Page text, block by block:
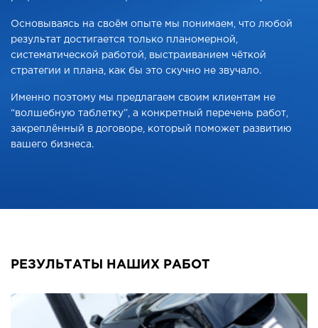
Основываясь на своём опыте мы понимаем, что любой
результат достигается только планомерной,
систематической работой, выстраиванием чёткой
стратегии и плана, как бы это скучно не звучало.
Именно поэтому мы предлагаем своим клиентам не
“волшебную таблетку”, а конкретный перечень работ,
закреплённый в договоре, который поможет развитию
вашего бизнеса.
РЕЗУЛЬТАТЫ НАШИХ РАБОТ